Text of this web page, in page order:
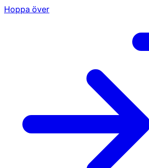
Hoppa över